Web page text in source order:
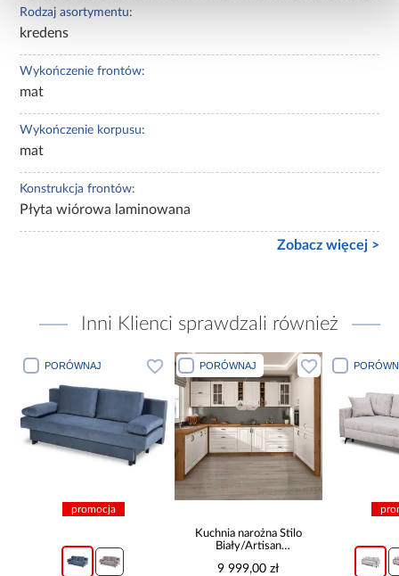
Rodzaj asortymentu:
kredens
Wykończenie frontów:
mat
Wykończenie korpusu:
mat
Konstrukcja frontów:
Płyta wiórowa laminowana
Zobacz więcej >
Inni Klienci sprawdzali również
PORÓWNAJ
promocja
PORÓWNAJ
Kuchnia narożna Stilo
Biały/Artisan
9 999,00 zł